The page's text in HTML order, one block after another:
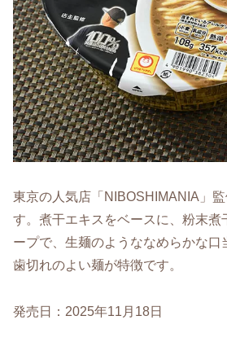
東京の人気店「NIBOSHIMANIA」
す。煮干エキスをベースに、粉末煮
ープで、生麺のようななめらかな口
歯切れのよい麺が特徴です。
発売日：2025年11月18日